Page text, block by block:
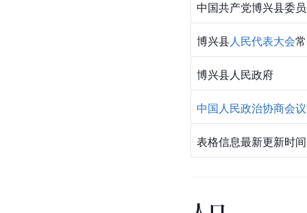
中国共产党博兴县委
博兴县人民代表大会
博兴县人民政府
中国人民政治协商会议
表格信息最新更新时